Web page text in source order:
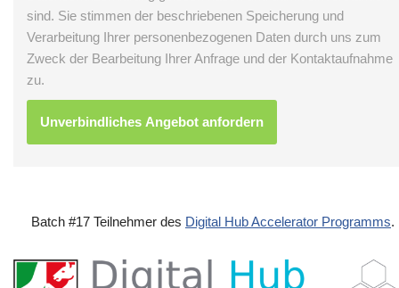
sind. Sie stimmen der beschriebenen Speicherung und
Verarbeitung Ihrer personenbezogenen Daten durch uns zum
Zweck der Bearbeitung Ihrer Anfrage und der Kontaktaufnahme
zu.
Batch #17 Teilnehmer des Digital Hub Accelerator Programms.